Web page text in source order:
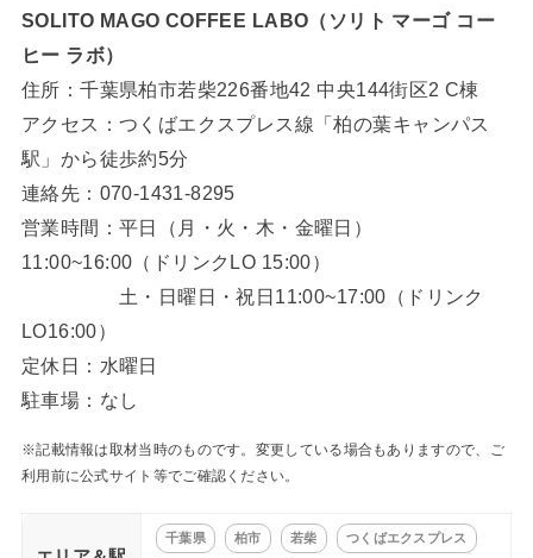
SOLITO MAGO COFFEE LABO（ソリト マーゴ コー
ヒー ラボ）
住所：千葉県柏市若柴226番地42 中央144街区2 C棟
アクセス：つくばエクスプレス線「柏の葉キャンパス
駅」から徒歩約5分
連絡先：070-1431-8295
営業時間：平日（月・火・木・金曜日）
11:00~16:00（ドリンクLO 15:00）
土・日曜日・祝日11:00~17:00（ドリンク
LO16:00）
定休日：水曜日
駐車場：なし
※記載情報は取材当時のものです。変更している場合もありますので、ご
利用前に公式サイト等でご確認ください。
千葉県 柏市 若柴 つくばエクスプレス